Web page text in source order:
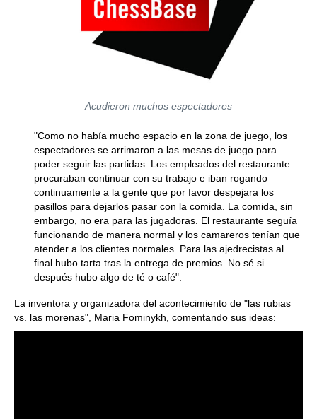
Acudieron muchos espectadores
"Como no había mucho espacio en la zona de juego, los
espectadores se arrimaron a las mesas de juego para
poder seguir las partidas. Los empleados del restaurante
procuraban continuar con su trabajo e iban rogando
continuamente a la gente que por favor despejara los
pasillos para dejarlos pasar con la comida. La comida, sin
embargo, no era para las jugadoras. El restaurante seguía
funcionando de manera normal y los camareros tenían que
atender a los clientes normales. Para las ajedrecistas al
final hubo tarta tras la entrega de premios. No sé si
después hubo algo de té o café".
La inventora y organizadora del acontecimiento de "las rubias
vs. las morenas", Maria Fominykh, comentando sus ideas: